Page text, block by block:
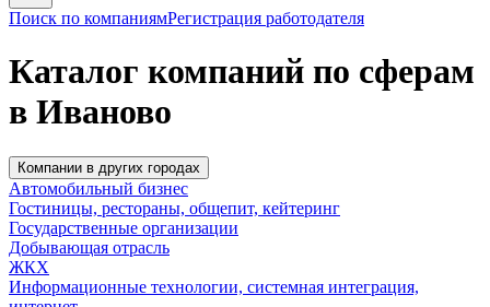
Поиск по компаниямРегистрация работодателя
Каталог компаний по сферам
в Иваново
Компании в других городах
Автомобильный бизнес
Гостиницы, рестораны, общепит, кейтеринг
Государственные организации
Добывающая отрасль
ЖКХ
Информационные технологии, системная интеграция,